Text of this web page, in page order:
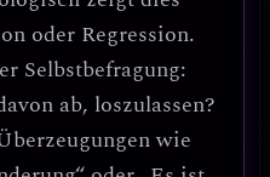
oder Regression.
Selbstbefragung:
ab, loszulassen?
wie